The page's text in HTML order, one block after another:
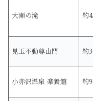
大瀬の滝 約
見玉不動尊山門 約
小赤沢温泉 楽養館 約